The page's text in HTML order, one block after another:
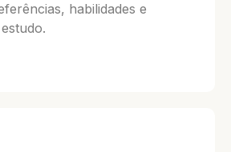
habilidades e